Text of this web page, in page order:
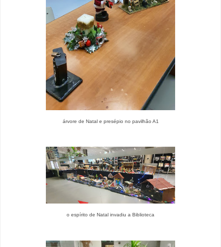
árvore de Natal e presépio no pavilhão A1
o espírito de Natal invadiu a Biblioteca